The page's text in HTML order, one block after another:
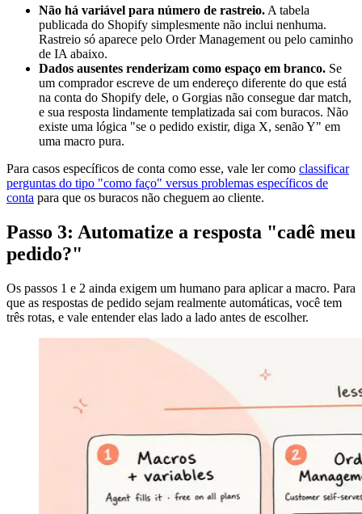
Não há variável para número de rastreio. A tabela
publicada do Shopify simplesmente não inclui nenhuma.
Rastreio só aparece pelo Order Management ou pelo caminho
de IA abaixo.
Dados ausentes renderizam como espaço em branco. Se
um comprador escreve de um endereço diferente do que está
na conta do Shopify dele, o Gorgias não consegue dar match,
e sua resposta lindamente templatizada sai com buracos. Não
existe uma lógica "se o pedido existir, diga X, senão Y" em
uma macro pura.
Para casos específicos de conta como esse, vale ler como classificar
perguntas do tipo "como faço" versus problemas específicos de
conta para que os buracos não cheguem ao cliente.
Passo 3: Automatize a resposta "cadê meu
pedido?"
Os passos 1 e 2 ainda exigem um humano para aplicar a macro. Para
que as respostas de pedido sejam realmente automáticas, você tem
três rotas, e vale entender elas lado a lado antes de escolher.